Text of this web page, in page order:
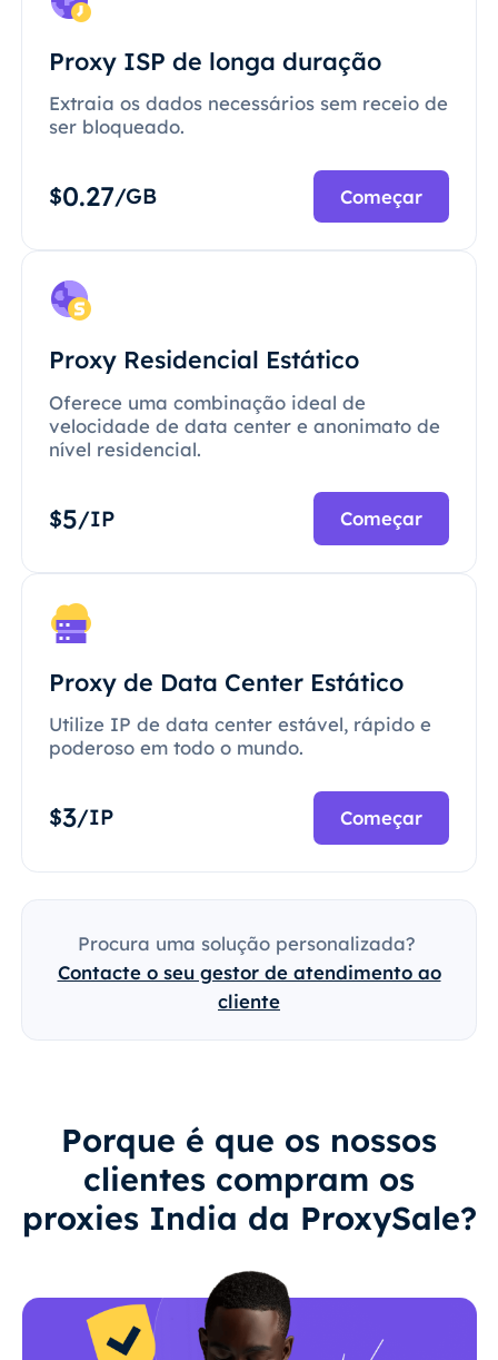
Proxy ISP de longa duração
Extraia os dados necessários sem receio de
ser bloqueado.
$0.27/GB Começar
Proxy Residencial Estático
Oferece uma combinação ideal de
velocidade de data center e anonimato de
nível residencial.
$5/IP Começar
Proxy de Data Center Estático
Utilize IP de data center estável, rápido e
poderoso em todo o mundo.
$3/IP Começar
Procura uma solução personalizada?
Contacte o seu gestor de atendimento ao
cliente
Porque é que os nossos
clientes compram os
proxies India da ProxySale?